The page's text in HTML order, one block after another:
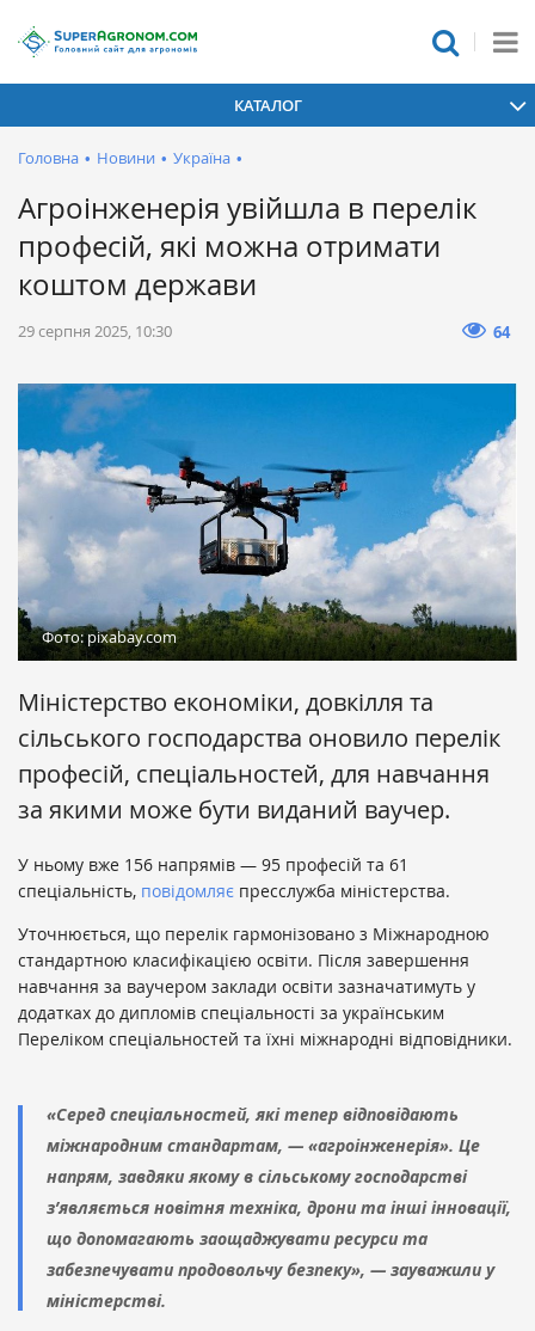
КАТАЛОГ
Головна • Новини • Україна •
Агроінженерія увійшла в перелік
професій, які можна отримати
коштом держави
29 серпня 2025, 10:30 64
Фото: pixabay.com
Міністерство економіки, довкілля та
сільського господарства оновило перелік
професій, спеціальностей, для навчання
за якими може бути виданий ваучер.
У ньому вже 156 напрямів — 95 професій та 61
спеціальність, повідомляє пресслужба міністерства.
Уточнюється, що перелік гармонізовано з Міжнародною
стандартною класифікацією освіти. Після завершення
навчання за ваучером заклади освіти зазначатимуть у
додатках до дипломів спеціальності за українським
Переліком спеціальностей та їхні міжнародні відповідники.
«Серед спеціальностей, які тепер відповідають
міжнародним стандартам, — «агроінженерія». Це
напрям, завдяки якому в сільському господарстві
з’являється новітня техніка, дрони та інші інновації,
що допомагають заощаджувати ресурси та
забезпечувати продовольчу безпеку», — зауважили у
міністерстві.